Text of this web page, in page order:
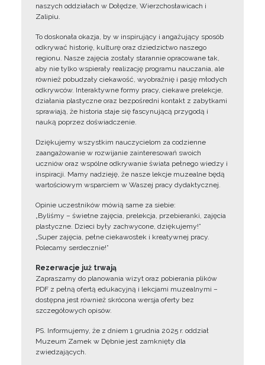
naszych oddziałach w Dołędze, Wierzchosławicach i
Zalipiu.
To doskonała okazja, by w inspirujący i angażujący sposób
odkrywać historię, kulturę oraz dziedzictwo naszego
regionu. Nasze zajęcia zostały starannie opracowane tak,
aby nie tylko wspierały realizację programu nauczania, ale
również pobudzały ciekawość, wyobraźnię i pasję młodych
odkrywców. Interaktywne formy pracy, ciekawe prelekcje,
działania plastyczne oraz bezpośredni kontakt z zabytkami
sprawiają, że historia staje się fascynującą przygodą i
nauką poprzez doświadczenie.
Dziękujemy wszystkim nauczycielom za codzienne
zaangażowanie w rozwijanie zainteresowań swoich
uczniów oraz wspólne odkrywanie świata pełnego wiedzy i
inspiracji. Mamy nadzieję, że nasze lekcje muzealne będą
wartościowym wsparciem w Waszej pracy dydaktycznej.
Opinie uczestników mówią same za siebie:
„Byliśmy – świetne zajęcia, prelekcja, przebieranki, zajęcia
plastyczne. Dzieci były zachwycone, dziękujemy!”
„Super zajęcia, pełne ciekawostek i kreatywnej pracy.
Polecamy serdecznie!”
Rezerwacje już trwają
Zapraszamy do planowania wizyt oraz pobierania plików
PDF z pełną ofertą edukacyjną i lekcjami muzealnymi –
dostępna jest również skrócona wersja oferty bez
szczegółowych opisów.
PS. Informujemy, że z dniem 1 grudnia 2025 r. oddział
Muzeum Zamek w Dębnie jest zamknięty dla
zwiedzających.